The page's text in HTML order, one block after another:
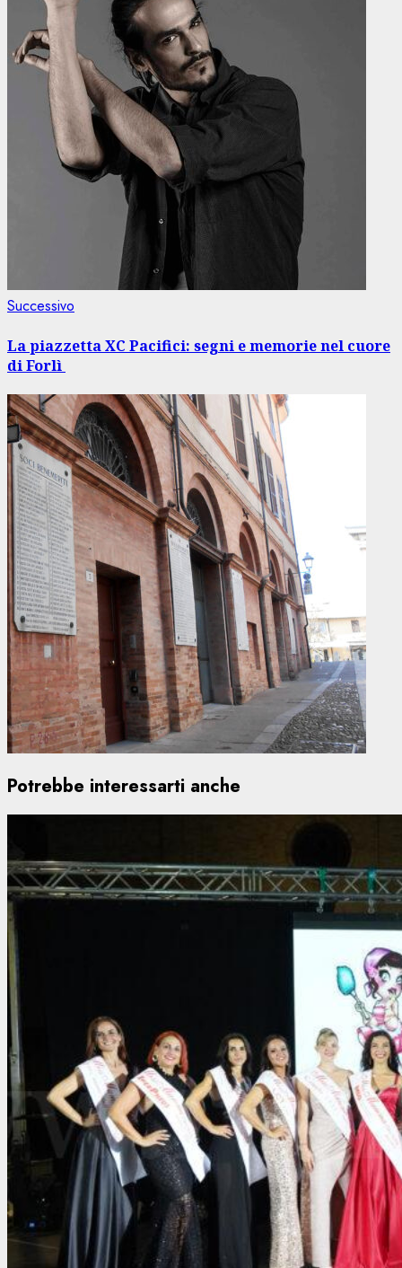
Successivo
La piazzetta XC Pacifici: segni e memorie nel cuore
di Forlì
Potrebbe interessarti anche